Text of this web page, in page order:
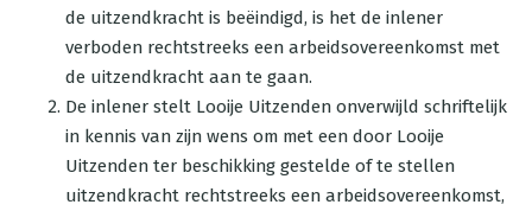
de uitzendkracht is beëindigd, is het de inlener
verboden rechtstreeks een arbeidsovereenkomst met
de uitzendkracht aan te gaan.
De inlener stelt Looije Uitzenden onverwijld schriftelijk
in kennis van zijn wens om met een door Looije
Uitzenden ter beschikking gestelde of te stellen
uitzendkracht rechtstreeks een arbeidsovereenkomst,